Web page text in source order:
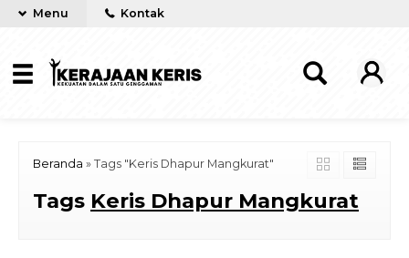
Menu Kontak
Beranda » Tags "Keris Dhapur Mangkurat"
Tags Keris Dhapur Mangkurat